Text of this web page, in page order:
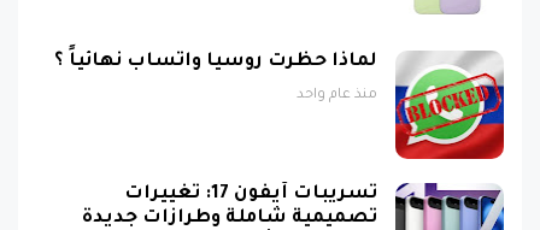
لماذا حظرت روسيا واتساب نهائياً ؟
منذ عام واحد
تسريبات آيفون 17: تغييرات
تصميمية شاملة وطرازات جديدة